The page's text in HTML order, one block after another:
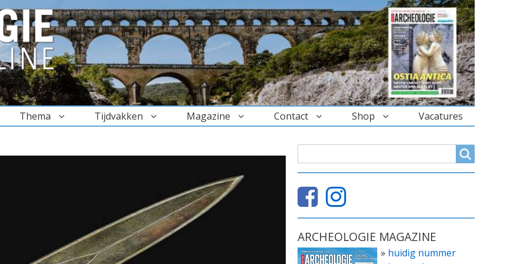
Thema Tijdvakken Magazine Contact Shop Vacatures
ARCHEOLOGIE MAGAZINE
» huidig nummer